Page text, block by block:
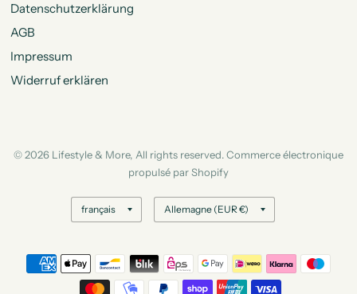
Datenschutzerklärung
AGB
Impressum
Widerruf erklären
© 2026 Lifestyle & More, All rights reserved. Commerce électronique
propulsé par Shopify
Mettre
à
le
pays/la
Mettre
à
le
pays/la